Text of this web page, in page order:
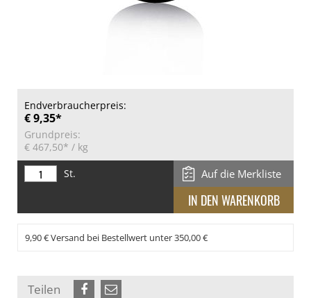
Endverbraucherpreis:
€ 9,35*
Grundpreis:
€ 467,50* / kg
St.
Auf die Merkliste
9,90 € Versand bei Bestellwert unter 350,00 €
Teilen